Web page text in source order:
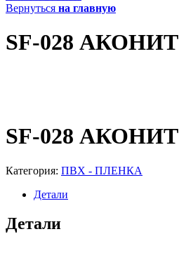
Вернуться на главную
SF-028 АКОНИТ
SF-028 АКОНИТ
Категория: ПВХ - ПЛЕНКА
Детали
Детали